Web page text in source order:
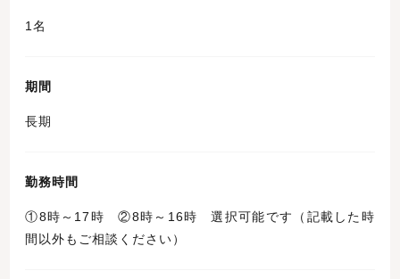
1名
期間
長期
勤務時間
①8時～17時 ②8時～16時 選択可能です（記載した時
間以外もご相談ください）